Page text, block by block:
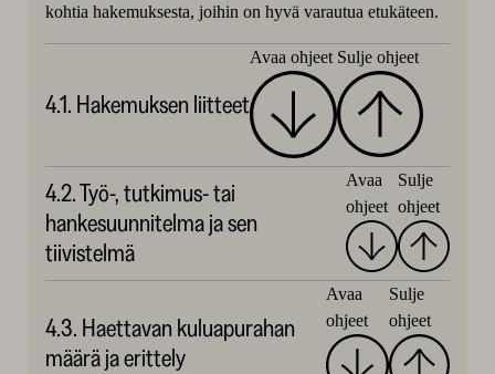
kohtia hakemuksesta, joihin on hyvä varautua etukäteen.
4.1. Hakemuksen liitteet
Avaa ohjeet Sulje ohjeet
4.2. Työ-, tutkimus- tai
hankesuunnitelma ja sen
tiivistelmä
Avaa
ohjeet
Sulje
ohjeet
4.3. Haettavan kuluapurahan
määrä ja erittely
Avaa
ohjeet
Sulje
ohjeet